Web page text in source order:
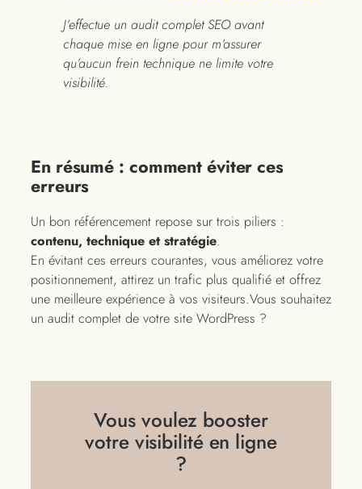
J’effectue un audit complet SEO avant
chaque mise en ligne pour m’assurer
qu’aucun frein technique ne limite votre
visibilité.
En résumé : comment éviter ces
erreurs
Un bon référencement repose sur trois piliers :
contenu, technique et stratégie.
En évitant ces erreurs courantes, vous améliorez votre
positionnement, attirez un trafic plus qualifié et offrez
une meilleure expérience à vos visiteurs.Vous souhaitez
un audit complet de votre site WordPress ?
Vous voulez booster
votre visibilité en ligne
?